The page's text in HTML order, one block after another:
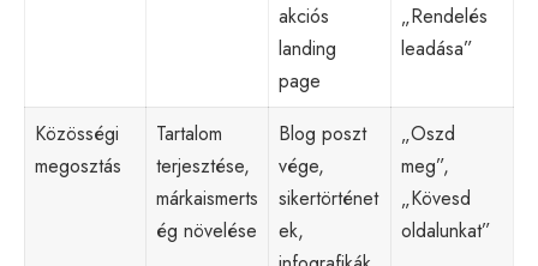
akciós
landing
page
„Rendelés
leadása”
Közösségi
megosztás
Tartalom
terjesztése,
márkaismerts
ég növelése
Blog poszt
vége,
sikertörténet
ek,
„Oszd
meg”,
„Kövesd
oldalunkat”